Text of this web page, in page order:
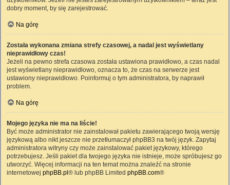
dobry moment, by się zarejestrować.
Na górę
Została wykonana zmiana strefy czasowej, a nadal jest wyświetlany
nieprawidłowy czas!
Jeżeli na pewno strefa czasowa została ustawiona prawidłowo, a czas nadal
jest wyświetlany nieprawidłowo, oznacza to, że czas na serwerze jest
ustawiony nieprawidłowo. Poinformuj o tym administratora, by naprawił
problem.
Na górę
Mojego języka nie ma na liście!
Być może administrator nie zainstalował pakietu zawierającego twoją wersję
językową albo nikt jeszcze nie przetłumaczył phpBB3 na twój język. Zapytaj
administratora witryny czy może zainstalować pakiet językowy, którego
potrzebujesz. Jeśli pakiet dla twojego języka nie istnieje, może spróbujesz go
utworzyć. Więcej informacji na ten temat można znaleźć na stronie
internetowej phpBB.pl ® lub phpBB Limited phpBB.com®